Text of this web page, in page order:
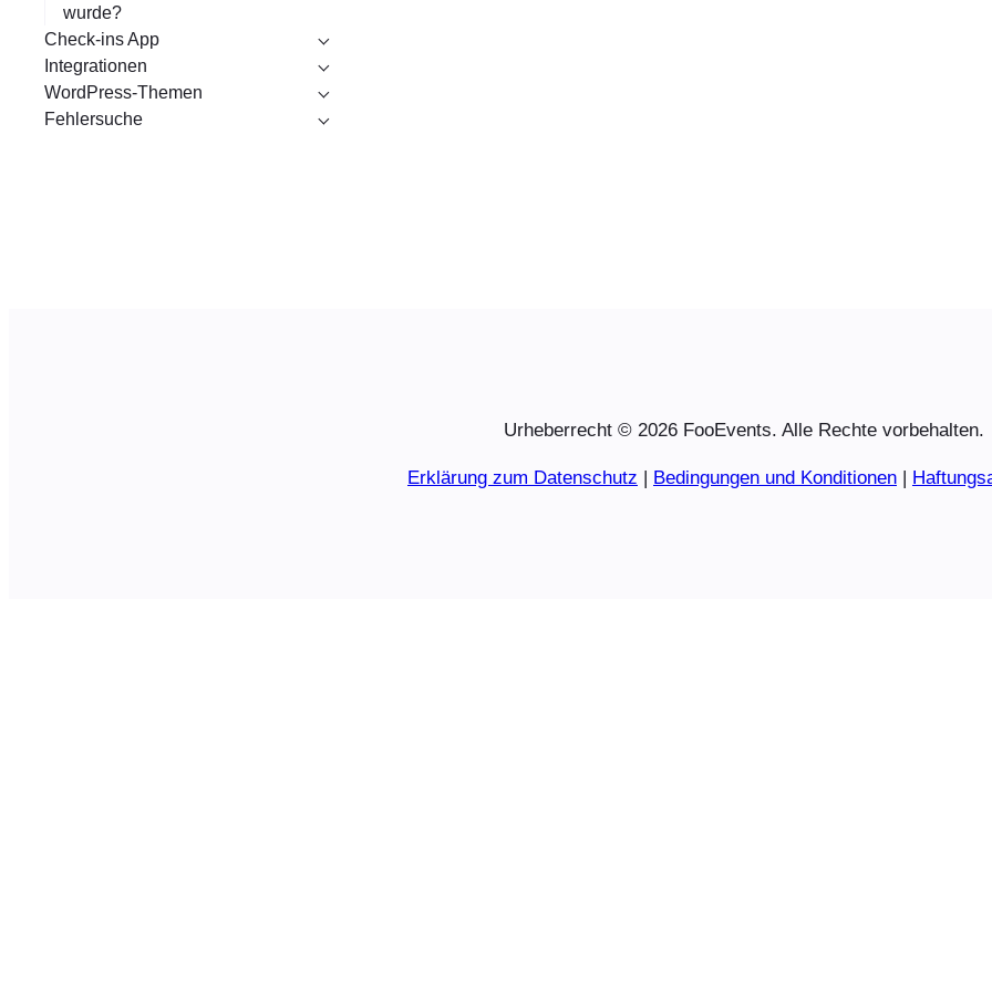
wurde?
Check-ins App
Integrationen
WordPress-Themen
Fehlersuche
Urheberrecht © 2026 FooEvents. Alle Rechte vorbehalten.
Erklärung zum Datenschutz | Bedingungen und Konditionen |